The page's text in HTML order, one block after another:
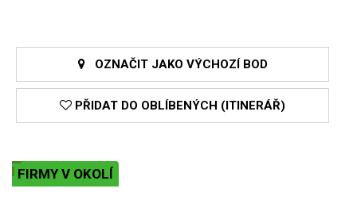
OZNAČIT JAKO VÝCHOZÍ BOD
PŘIDAT DO OBLÍBENÝCH (ITINERÁŘ)
FIRMY V OKOLÍ